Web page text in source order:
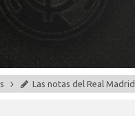
Las notas del Real